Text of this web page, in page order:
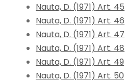
Nauta, D. (1971) Art. 45
Nauta, D. (1971) Art. 46
Nauta, D. (1971) Art. 47
Nauta, D. (1971) Art. 48
Nauta, D. (1971) Art. 49
Nauta, D. (1971) Art. 50